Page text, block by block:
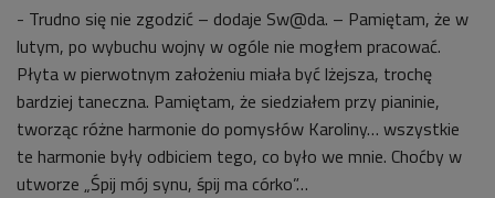
- Trudno się nie zgodzić – dodaje Sw@da. – Pamiętam, że w
lutym, po wybuchu wojny w ogóle nie mogłem pracować.
Płyta w pierwotnym założeniu miała być lżejsza, trochę
bardziej taneczna. Pamiętam, że siedziałem przy pianinie,
tworząc różne harmonie do pomysłów Karoliny… wszystkie
te harmonie były odbiciem tego, co było we mnie. Choćby w
utworze „Śpij mój synu, śpij ma córko”…